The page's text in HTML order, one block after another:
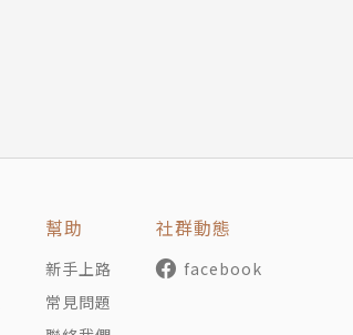
幫助
新手上路
常見問題
社群動態
facebook